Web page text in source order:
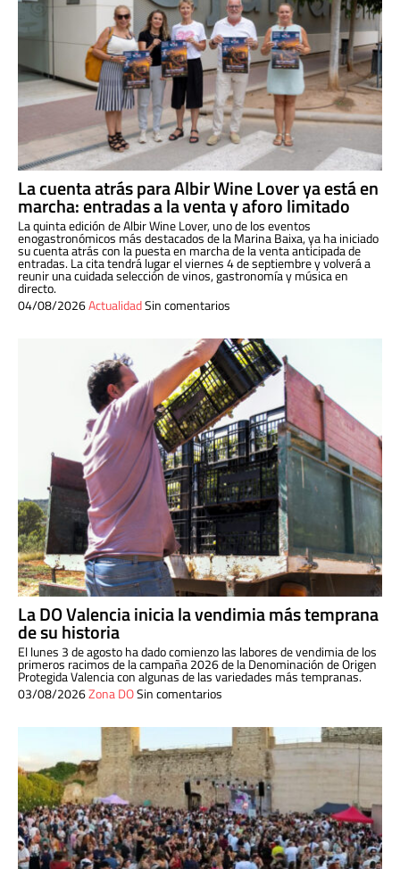
La cuenta atrás para Albir Wine Lover ya está en
marcha: entradas a la venta y aforo limitado
La quinta edición de Albir Wine Lover, uno de los eventos
enogastronómicos más destacados de la Marina Baixa, ya ha iniciado
su cuenta atrás con la puesta en marcha de la venta anticipada de
entradas. La cita tendrá lugar el viernes 4 de septiembre y volverá a
reunir una cuidada selección de vinos, gastronomía y música en
directo.
04/08/2026ActualidadSin comentarios
La DO Valencia inicia la vendimia más temprana
de su historia
El lunes 3 de agosto ha dado comienzo las labores de vendimia de los
primeros racimos de la campaña 2026 de la Denominación de Origen
Protegida Valencia con algunas de las variedades más tempranas.
03/08/2026Zona DOSin comentarios